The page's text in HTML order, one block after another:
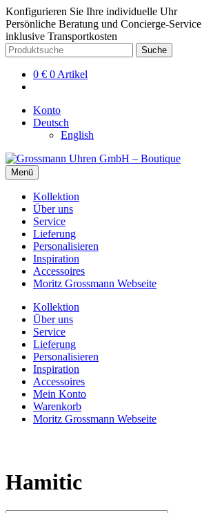
Konfigurieren Sie Ihre individuelle Uhr
Persönliche Beratung und Concierge-Service
inklusive Transportkosten
Zur
Navigation
springen
Zum
Inhalt
springen
Suche
nach:
Suche
0 € 0 Artikel
Konto
Deutsch
English
Menü
Kollektion
Über uns
Service
Lieferung
Personalisieren
Inspiration
Accessoires
Moritz Grossmann Webseite
Kollektion
Über uns
Service
Lieferung
Personalisieren
Inspiration
Accessoires
Mein Konto
Warenkorb
Moritz Grossmann Webseite
Hamitic